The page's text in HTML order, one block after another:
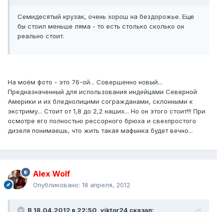
Семидесятый крузак, очень хорош на бездорожье. Еще
бы стоил меньше ляма - то есть столько сколько он
реально стоит.
На моём фото - это 76-ой... Совершенно новый...
Предназначенный для использования индейцами Северной
Америки и их бледнолицими согражданами, склонными к
экстриму... Стоит от 1,8 до 2,2 наших... Но он этого стоит!!! При
осмотре его полностью рессорного брюха и свехпростого
дизеля понимаешь, что жить такая мафынка будет вечно...
Alex Wolf
Опубликовано: 18 апреля, 2012
В 18.04.2012 в 22:50, viktor24 сказал: